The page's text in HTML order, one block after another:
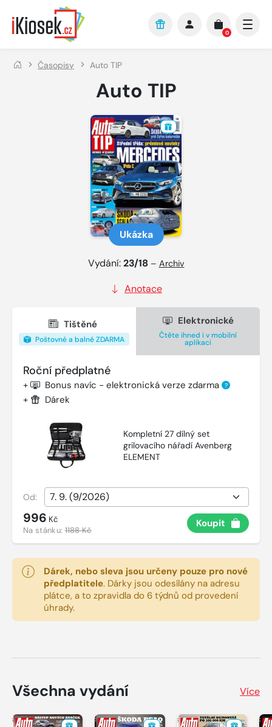
Přejít na hlavní obsah
0
Časopisy Auto TIP
Auto TIP
Ukázka
Vydání:23/18 – Archiv
Anotace
Tištěné
Poštovné a balné ZDARMA
Elektronické
Čtěte ihned i v mobilní
aplikaci
Roční předplatné
+ Bonus navíc - elektronická verze zdarma ?
+ Dárek
Kompletní 27 dílný set
grilovacího nářadí Avenberg
ELEMENT
Od:
996 Kč
Na stánku:1188 Kč
Koupit
Dárek, nebo sleva jsou určeny pouze pro nové
předplatitele. Dárky jsou odesílány na adresu
plátce, a to zpravidla do 6 týdnů od provedení
úhrady.
Všechna vydání Více